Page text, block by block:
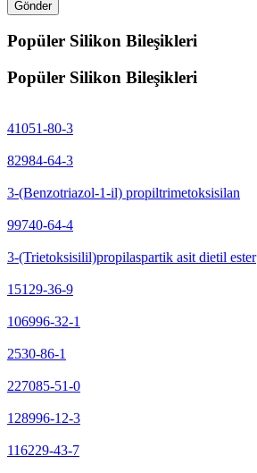
Gönder
Popüler Silikon Bileşikleri
Popüler Silikon Bileşikleri
41051-80-3
82984-64-3
3-(Benzotriazol-1-il) propiltrimetoksisilan
99740-64-4
3-(Trietoksisilil)propilaspartik asit dietil ester
15129-36-9
106996-32-1
2530-86-1
227085-51-0
128996-12-3
116229-43-7